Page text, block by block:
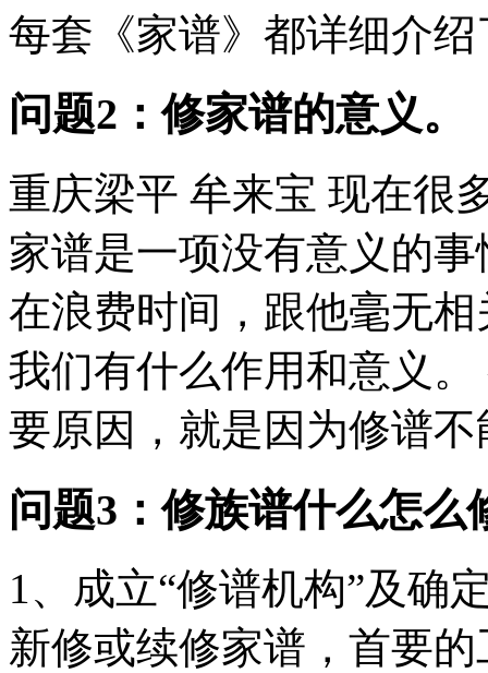
每套《家谱》都详细介
问题2：修家谱的意义。
重庆梁平 牟来宝 现在很
家谱是一项没有意义的
在浪费时间，跟他毫无
我们有什么作用和意义
要原因，就是因为修谱
问题3：修族谱什么怎么
1、成立“修谱机构”及确
新修或续修家谱，首要